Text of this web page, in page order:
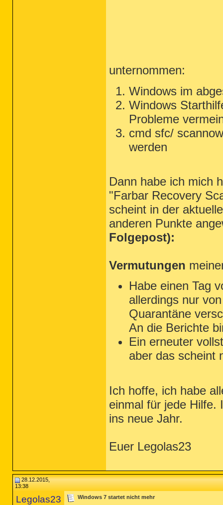
unternommen:
Windows im
Windows
Probleme
cmd sfc/
werden
Dann habe ich mich
"Farbar Recovery
scheint in der
anderen Punkte
Folgepost):
Vermutungen
Habe einen Tag
allerdings nur
Quarantäne
An die Berichte
Ein erneuter
aber das scheint
Ich hoffe, ich habe
einmal für jede Hilfe.
ins neue Jahr.
Euer Legolas23
28.12.2015,
13:38
Legolas23 Windows 7 startet nicht mehr